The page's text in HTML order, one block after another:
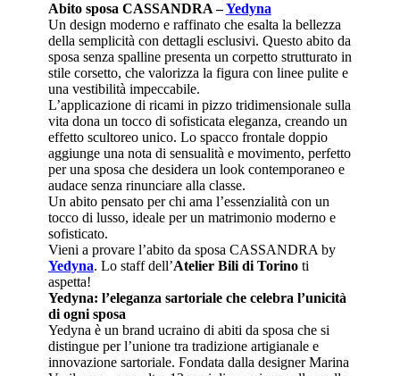
Abito sposa CASSANDRA –Yedyna
Un design moderno e raffinato che esalta la bellezza
della semplicità con dettagli esclusivi. Questo abito da
sposa senza spalline presenta un corpetto strutturato in
stile corsetto, che valorizza la figura con linee pulite e
una vestibilità impeccabile.
L’applicazione di ricami in pizzo tridimensionale sulla
vita dona un tocco di sofisticata eleganza, creando un
effetto scultoreo unico. Lo spacco frontale doppio
aggiunge una nota di sensualità e movimento, perfetto
per una sposa che desidera un look contemporaneo e
audace senza rinunciare alla classe.
Un abito pensato per chi ama l’essenzialità con un
tocco di lusso, ideale per un matrimonio moderno e
sofisticato.
Vieni a provare l’abito da sposa CASSANDRA by
Yedyna. Lo staff dell’Atelier Bili di Torinoti
aspetta!
Yedyna: l’eleganza sartoriale che celebra l’unicità
di ogni sposa
Yedyna è un brand ucraino di abiti da sposa che si
distingue per l’unione tra tradizione artigianale e
innovazione sartoriale. Fondata dalla designer Marina